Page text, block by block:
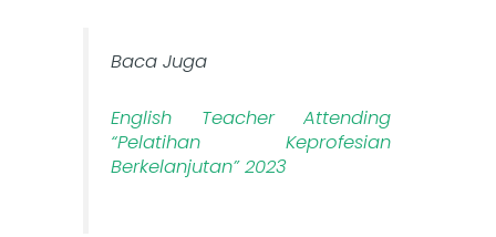
Baca Juga
English Teacher Attending
“Pelatihan Keprofesian
Berkelanjutan” 2023